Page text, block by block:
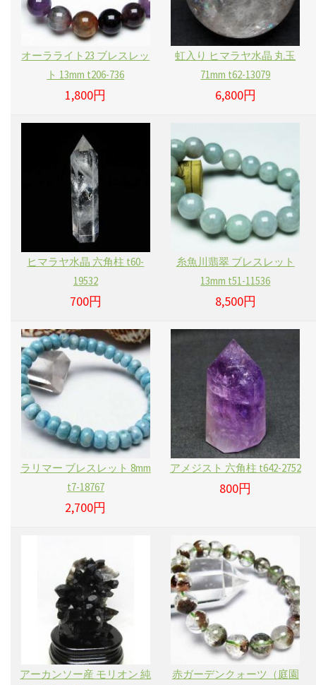
オーラライト23 ブレスレッ
ト 13mm t206-736
1,800円
虹入り ヒマラヤ水晶 丸玉
71mm t62-13079
6,800円
ヒマラヤ水晶 六角柱 t60-
19532
700円
糸魚川翡翠 ブレスレット
13mm t51-11536
8,500円
ラリマー ブレスレット 8mm
t7-18767
2,700円
アメジスト 六角柱 t642-2752
800円
アーカンソー産 モリオン 純
赤ガーデンクォーツ（庭園